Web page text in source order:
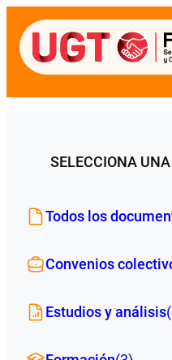
SELECCIONA
Todos los
Convenios
Estudios y análisis